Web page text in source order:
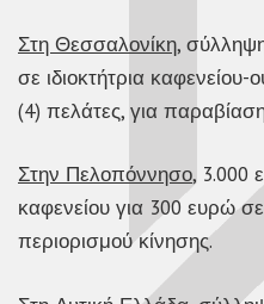
Στη Θεσσαλονίκη,
σε ιδιοκτήτρια
(4) πελάτες, για
Στην Πελοπόννησο, 3.000
καφενείου για 300 ευρώ
περιορισμού κίνησης.